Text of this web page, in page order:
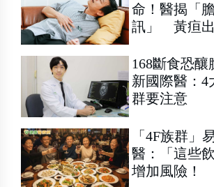
命！醫揭「
訊」 黃疸
168斷食恐釀
新國際醫：4
群要注意
「4F族群
醫：「這些
增加風險！